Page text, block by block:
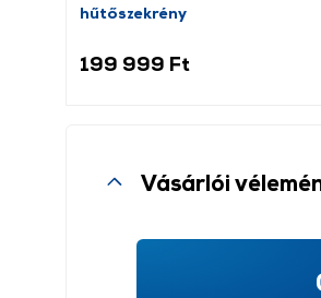
hűtőszekrény
199 999 Ft
Vásárlói